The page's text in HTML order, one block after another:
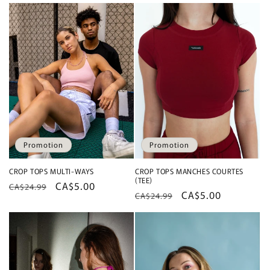
Promotion
CROP TOPS MULTI-WAYS
Prix
CA$24.99
Prix
CA$5.00
Promotion
CROP TOPS MANCHES COURTES
(TEE)
Prix
habituel
CA$24.99
Prix
promotionnel
CA$5.00